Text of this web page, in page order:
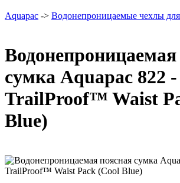
Aquapac -> Водонепроницаемые чехлы
Водонепроницаемая
сумка Aquapac 822 -
TrailProof™ Waist
Blue)